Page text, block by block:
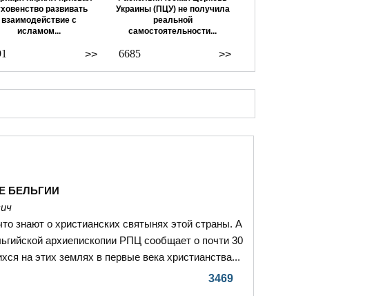
развивать
взаимодействие с
исламом...
>>
Украины (ПЦУ) не получила
реальной
самостоятельности...
>>
6685
БЕЛЬГИИ
знают о христианских святынях этой страны. А
архиепископии РПЦ сообщает о почти 30
на этих землях в первые века христианства...
3469